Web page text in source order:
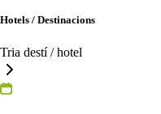
Hotels / Destinacions
Tria destí / hotel